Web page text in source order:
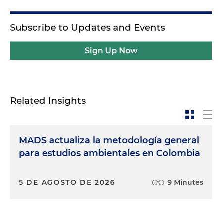
Subscribe to Updates and Events
Sign Up Now
Related Insights
MADS actualiza la metodología general
para estudios ambientales en Colombia
5 DE AGOSTO DE 2026 9 Minutes